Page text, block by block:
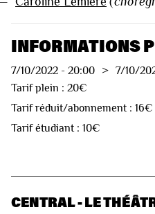
INFORMATIONS
7/10/2022 - 20:00 > 7/10/
Tarif plein : 20€
Tarif réduit/abonnement : 16€
Tarif étudiant : 10€
CENTRAL - LE